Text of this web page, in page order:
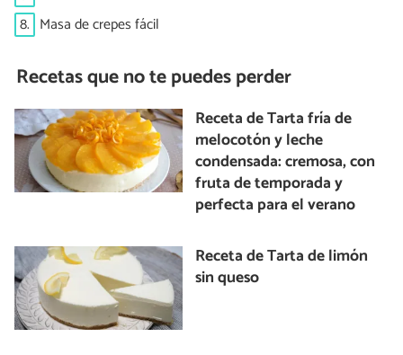
8. Masa de crepes fácil
Recetas que no te puedes perder
Receta de Tarta fría de
melocotón y leche
condensada: cremosa, con
fruta de temporada y
perfecta para el verano
Receta de Tarta de limón
sin queso